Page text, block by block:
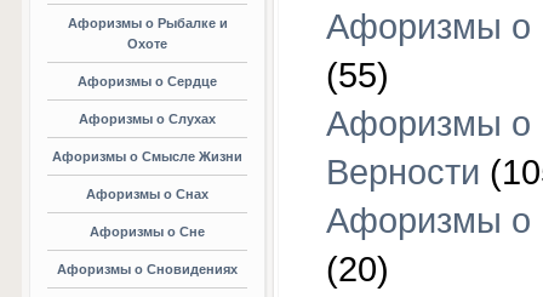
Афоризмы о Рыбалке и
Охоте
Афоризмы о Сердце
Афоризмы о Слухах
Афоризмы о Смысле Жизни
Афоризмы о Снах
Афоризмы о Сне
Афоризмы о Сновидениях
Афоризмы о
(55)
Афоризмы о
Верности
Афоризмы о
(20)